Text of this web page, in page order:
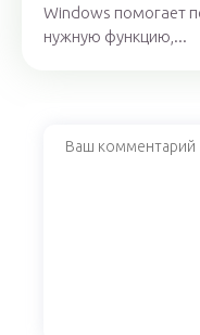
Windows помогает
нужную функцию,...